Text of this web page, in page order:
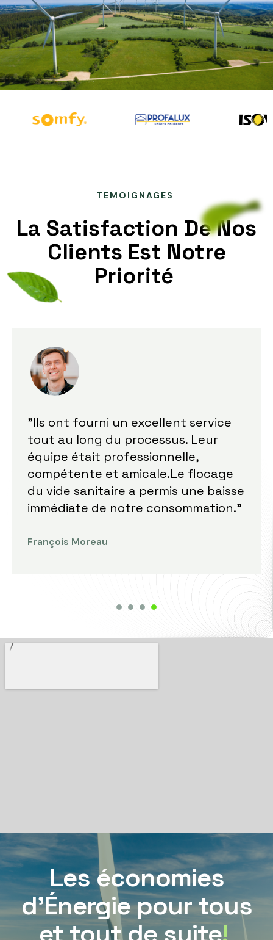
TEMOIGNAGES
La Satisfaction De Nos
Clients Est Notre
Priorité
"Difficile dêtre mécontent, ils ont
été patient, on a pas ressenti de
genes particulières pendant les
travaux et surtout, ils ont laissé le
bâtiment propre en terminant."
Les économies
d’Énergie pour tous
et tout de suite!